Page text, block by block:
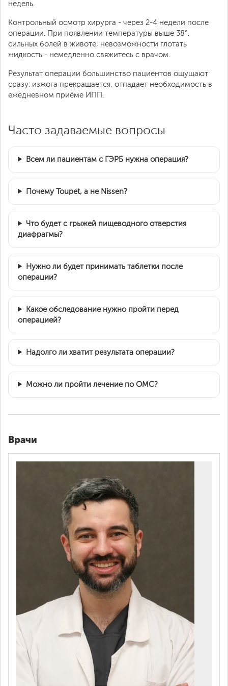
недель.
Контрольный осмотр хирурга - через 2-4 недели после
операции. При появлении температуры выше 38°,
сильных болей в животе, невозможности глотать
жидкость - немедленно свяжитесь с врачом.
Результат операции большинство пациентов ощущают
сразу: изжога прекращается, отпадает необходимость в
ежедневном приёме ИПП.
Часто задаваемые вопросы
Всем ли пациентам с ГЭРБ нужна операция?
Почему Toupet, а не Nissen?
Что будет с грыжей пищеводного отверстия
диафрагмы?
Нужно ли будет принимать таблетки после
операции?
Какое обследование нужно пройти перед
операцией?
Надолго ли хватит результата операции?
Можно ли пройти лечение по ОМС?
Врачи